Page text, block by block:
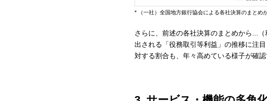
* （一社）全国地方銀行協会による各社決算のまとめ
さらに、前述の各社決算のまとめから...
出される「役務取引等利益」の推移に注
対する割合も、年々高めている様子が確